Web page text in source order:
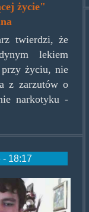
życie"
twierdzi, że
lekiem
życiu, nie
z zarzutów o
narkotyku -
18:17